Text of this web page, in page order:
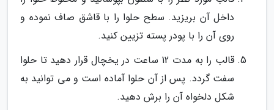
داخل آن بریزید. سطح حلوا را با قاشق صاف نموده و
روی آن را با پودر پسته تزیین کنید.
قالب را به مدت 12 ساعت در یخچال قرار دهید تا حلوا
سفت گردد. پس از آن حلوا آماده است و می توانید به
شکل دلخواه آن را برش دهید.